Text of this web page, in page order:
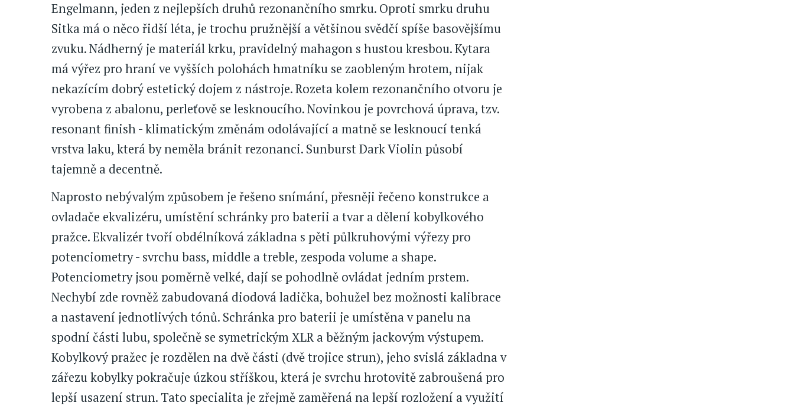
Engelmann, jeden z nejlepších druhů rezonančního smrku. Oproti smrku druhu
Sitka má o něco řidší léta, je trochu pružnější a většinou svědčí spíše basovějšímu
zvuku. Nádherný je materiál krku, pravidelný mahagon s hustou kresbou. Kytara
má výřez pro hraní ve vyšších polohách hmatníku se zaobleným hrotem, nijak
nekazícím dobrý estetický dojem z nástroje. Rozeta kolem rezonančního otvoru je
vyrobena z abalonu, perleťově se lesknoucího. Novinkou je povrchová úprava, tzv.
resonant finish - klimatickým změnám odolávající a matně se lesknoucí tenká
vrstva laku, která by neměla bránit rezonanci. Sunburst Dark Violin působí
tajemně a decentně.
Naprosto nebývalým způsobem je řešeno snímání, přesněji řečeno konstrukce a
ovladače ekvalizéru, umístění schránky pro baterii a tvar a dělení kobylkového
pražce. Ekvalizér tvoří obdélníková základna s pěti půlkruhovými výřezy pro
potenciometry - svrchu bass, middle a treble, zespoda volume a shape.
Potenciometry jsou poměrně velké, dají se pohodlně ovládat jedním prstem.
Nechybí zde rovněž zabudovaná diodová ladička, bohužel bez možnosti kalibrace
a nastavení jednotlivých tónů. Schránka pro baterii je umístěna v panelu na
spodní části lubu, společně se symetrickým XLR a běžným jackovým výstupem.
Kobylkový pražec je rozdělen na dvě části (dvě trojice strun), jeho svislá základna v
zářezu kobylky pokračuje úzkou stříškou, která je svrchu hrotovitě zabroušená pro
lepší usazení strun. Tato specialita je zřejmě zaměřená na lepší rozložení a využití